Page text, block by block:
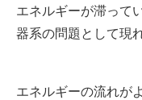
エネルギーが滞って
器系の問題として現
エネルギーの流れが